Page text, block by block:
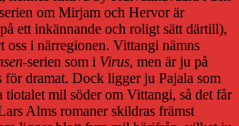
om Mirjam och Hervor är
ett inkännande och roligt sätt därtill),
oss i närregionen. Vittangi nämns
-serien som i Virus, men är ju på
för dramat. Dock ligger ju Pajala som
tiotalet mil söder om Vittangi, så det får
Alms romaner skildras främst